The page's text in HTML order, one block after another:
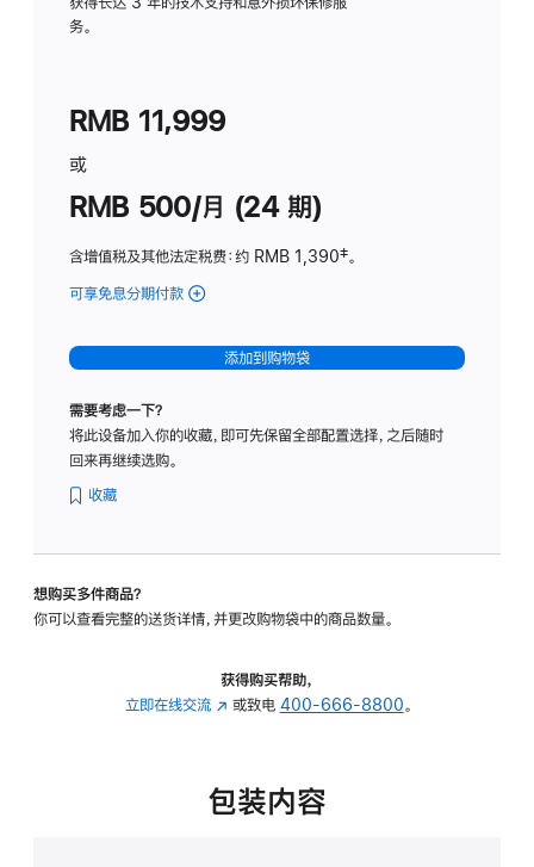
务。
RMB 11,999
或
RMB 500/月 (24 期)
含增值税及其他法定税费：约 RMB 1,390脚
‡。
可享免息分期付款 (Studio
-
标
璃
转
的
添加到购物袋
需要考虑一下？
将此设备加入你的收藏，即可先保留全部配置选择，之后随时
回来再继续选购。
收藏
想购买多件商品？
你可以查看完整的送货详情，并更改购物袋中的商品数量。
获得购买帮助，
立即在线交流 (在
中
或致电 400-666-8800。
包装内容